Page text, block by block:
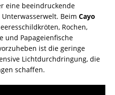
eine beeindruckende
Beim Cayo
Rochen,
und Papageienfische
ist die geringe
Lichtdurchdringung, die
schaffen.